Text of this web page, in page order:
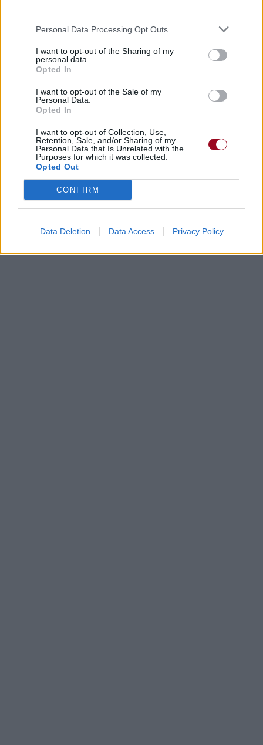
Personal Data Processing Opt Outs
I want to opt-out of the Sharing of my
personal data.
Opted In
I want to opt-out of the Sale of my
Personal Data.
Opted In
I want to opt-out of Collection, Use,
Retention, Sale, and/or Sharing of my
Personal Data that Is Unrelated with the
Purposes for which it was collected.
Opted Out
CONFIRM
Data Deletion Data Access Privacy Policy